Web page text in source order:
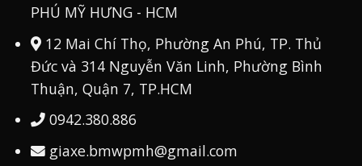
PHÚ MỸ HƯNG - HCM
12 Mai Chí Thọ, Phường An Phú, TP. Thủ
Đức và 314 Nguyễn Văn Linh, Phường Bình
Thuận, Quận 7, TP.HCM
0942.380.886
giaxe.bmwpmh@gmail.com